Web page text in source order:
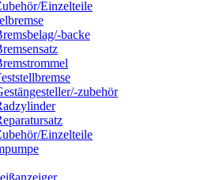
Einzelteile
backe
zubehör
Einzelteile